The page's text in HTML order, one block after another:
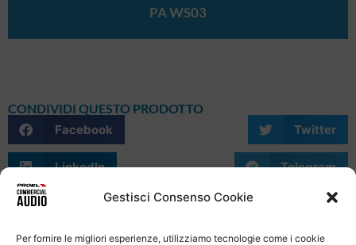
Gestisci Consenso Cookie
Per fornire le migliori esperienze, utilizziamo tecnologie come i cookie
PA WS03
CONDIVIDI QUESTO PRODOTTO
Facebook
Twitter
LinkedIn Telegram
WhatsApp Email Skype